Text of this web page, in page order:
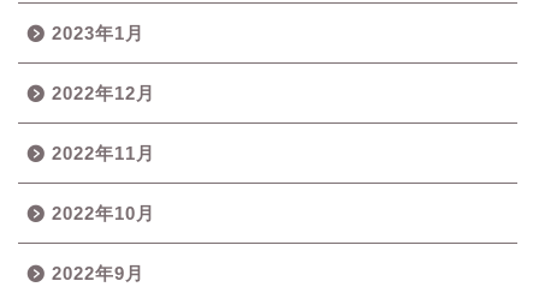
2023年1月
2022年12月
2022年11月
2022年10月
2022年9月